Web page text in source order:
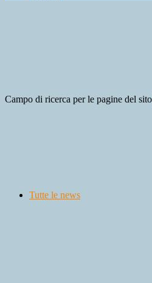
Campo di ricerca per le pagine del sito
Tutte le news